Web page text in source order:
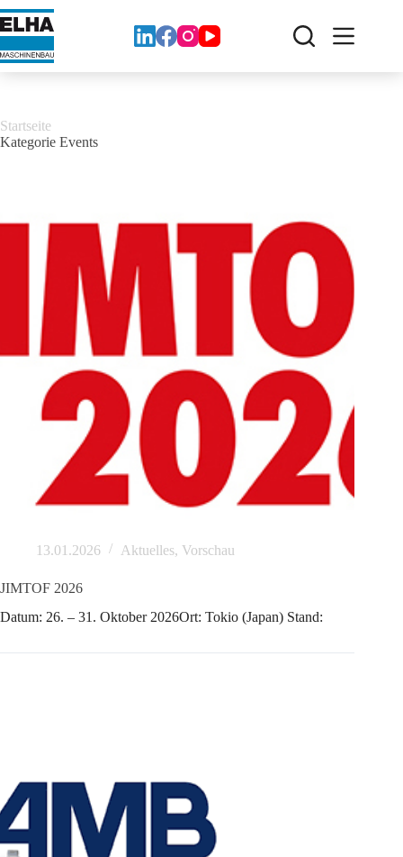
Zum
Inhalt
springen
Startseite
Kategorie Events
13.01.2026 Aktuelles, Vorschau
JIMTOF 2026
Datum: 26. – 31. Oktober 2026Ort: Tokio (Japan) Stand: